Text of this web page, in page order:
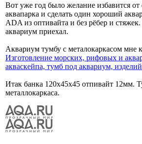
Вот уже год было желание избавится от
аквапарка и сделать один хороший
ADA из оптивайта и без рёбер и
аквариум приехал.
Аквариум тумбу с металокаркасом мне
Изготовление морских, рифовых и
акваскейпа, тумб под аквариум,
Итак банка 120х45х45 отпивайт 12мм.
металлокаркаса.